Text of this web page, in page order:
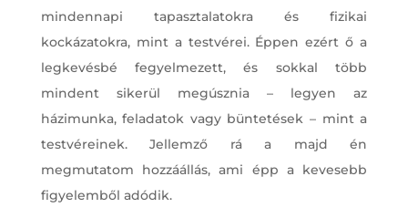
mindennapi tapasztalatokra és fizikai
kockázatokra, mint a testvérei. Éppen ezért ő a
legkevésbé fegyelmezett, és sokkal több
mindent sikerül megúsznia – legyen az
házimunka, feladatok vagy büntetések – mint a
testvéreinek. Jellemző rá a majd én
megmutatom hozzáállás, ami épp a kevesebb
figyelemből adódik.